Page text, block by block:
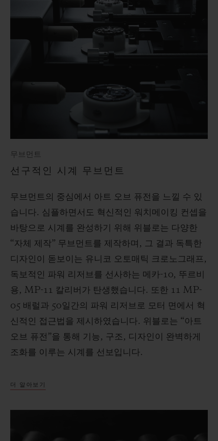
무브먼트
선구적인 시계 무브먼트
무브먼트의 중심에서 아트 오브 퓨전을 느낄 수 있
습니다. 심플하면서도 혁신적인 워치메이킹 컨셉을
바탕으로 시계를 완성하기 위해 위블로는 다양한
“자체 제작” 무브먼트를 제작하며, 그 결과 독특한
디자인이 돋보이는 유니코 오토매틱 크로노그래프,
독보적인 파워 리저브를 선사하는 메카-10, 뚜르비
용, MP-11 칼리버가 탄생했습니다. 또한 11 MP-
05 배럴과 50일간의 파워 리저브로 모터 면에서 혁
신적인 접근법을 제시하였습니다. 위블로는 “아트
오브 퓨전”을 통해 기능, 구조, 디자인이 완벽하게
조화를 이루는 시계를 선보입니다.
더 알아보기